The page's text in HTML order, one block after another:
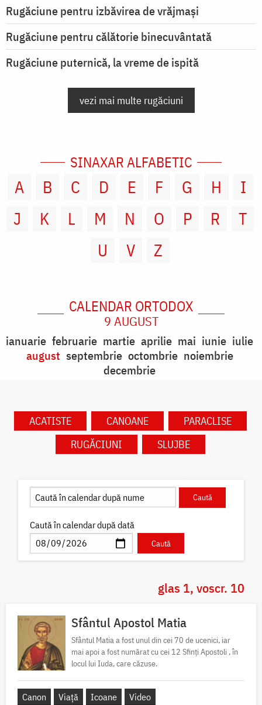
Rugăciune pentru izbăvirea de vrăjmași
Rugăciune pentru călătorie binecuvântată
Rugăciune puternică, la vreme de ispită
vezi mai multe rugăciuni
SINAXAR ALFABETIC
A B C D E F G H
I
J
K L M N O P R
T
U
V Z
CALENDAR ORTODOX
9 AUGUST
ianuarie februarie martie aprilie mai iunie iulie
august septembrie octombrie noiembrie
decembrie
ACATISTE CANOANE
PARACLISE
RUGĂCIUNI
SLUJBE
Caută în calendar după dată
glas 1, voscr. 10
Sfântul Apostol Matia
Sfântul Matia a fost unul din cei 70 de ucenici, iar
mai apoi a fost numărat cu cei 12 Sfinți Apostoli , în
locul lui Iuda, care căzuse.
Canon Viață Icoane Video